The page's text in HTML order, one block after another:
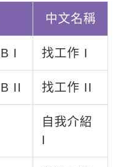
中文名稱
I 找工作 I
II 找工作 II
自我介紹
I